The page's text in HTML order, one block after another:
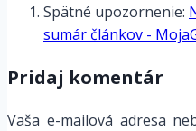
Spätné upozornenie:
sumár článkov -
Pridaj komentár
Vaša e-mailová adresa